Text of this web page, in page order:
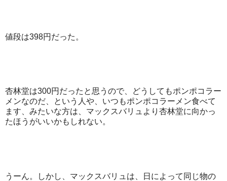
値段は398円だった。
杏林堂は300円だったと思うので、どうしてもポンポコラー
メンなのだ、という人や、いつもポンポコラーメン食べて
ます、みたいな方は、マックスバリュより杏林堂に向かっ
たほうがいいかもしれない。
うーん。しかし、マックスバリュは、日によって同じ物の